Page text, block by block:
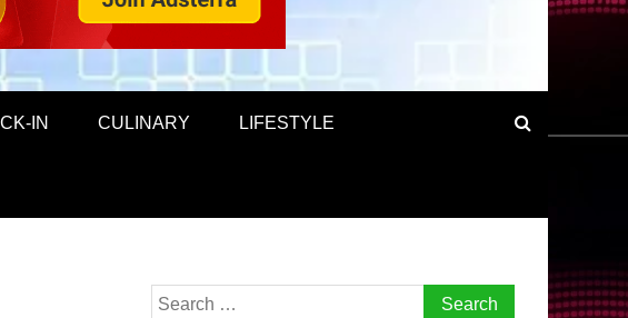
IN CULINARY LIFESTYLE
Search